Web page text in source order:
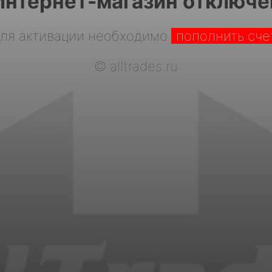
активации необходимо
пополнить
© alltrades.ru